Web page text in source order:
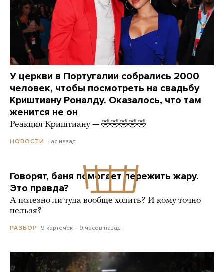
У церкви в Португалии собрались 2000
человек, чтобы посмотреть на свадьбу
Криштиану Роналду. Оказалось, что там
женится не он
Реакция Криштиану — 🤣🤣🤣🤣🤣
НОВОСТИ час назад
Говорят, баня помогает пережить жару.
Это правда?
А полезно ли туда вообще ходить? И кому точно
нельзя?
РАЗБОР 9 карточек 9 часов назад